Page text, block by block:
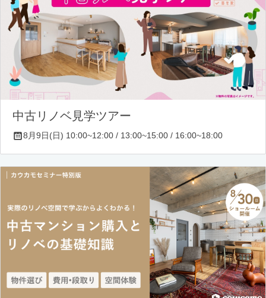
中古リノベ見学ツアー
8月9日(日) 10:00~12:00 / 13:00~15:00 / 16:00~18:00